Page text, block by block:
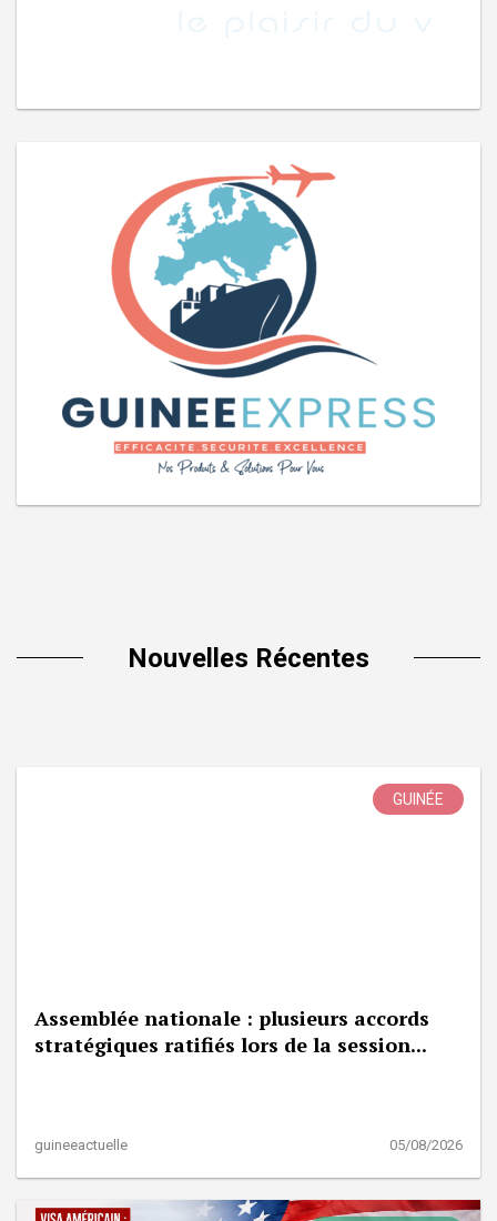
Nouvelles Récentes
GUINÉE
Assemblée nationale : plusieurs accords
stratégiques ratifiés lors de la session...
guineeactuelle 05/08/2026